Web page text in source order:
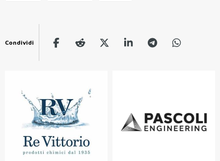
Condividi